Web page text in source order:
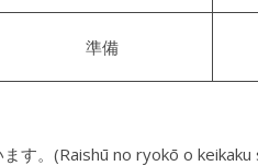
準備
す。(Raishū no ryokō o